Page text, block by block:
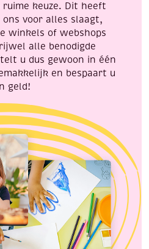
keuze. Dit heeft
voor alles slaagt,
winkels of webshops
alle benodigde
u dus gewoon in één
en bespaart u
geld!